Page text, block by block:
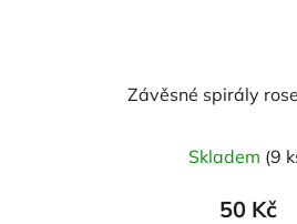
Závěsné spirály
Skladem (9
50 Kč